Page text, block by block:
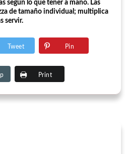
según lo que tener a mano. Las
de tamaño individual; multiplica
servir.
Tweet Pin
Print